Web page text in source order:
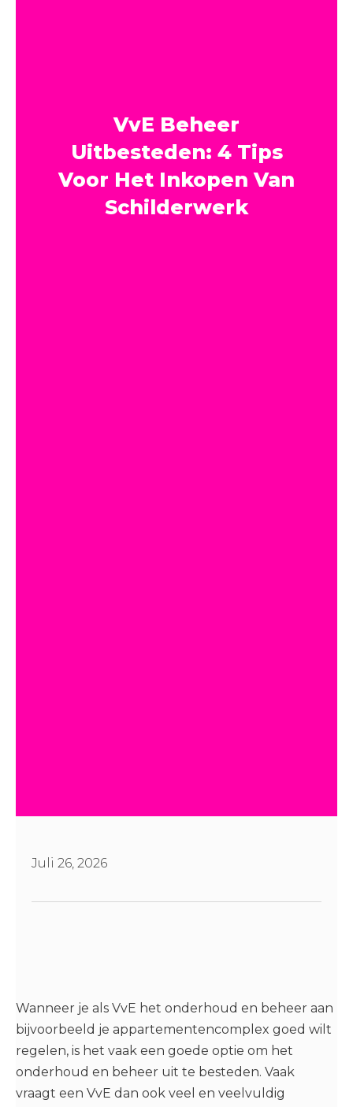
VvE Beheer
Uitbesteden: 4 Tips
Voor Het Inkopen Van
Schilderwerk
Juli 26, 2026
Wanneer je als VvE het onderhoud en beheer aan
bijvoorbeeld je appartementencomplex goed wilt
regelen, is het vaak een goede optie om het
onderhoud en beheer uit te besteden. Vaak
vraagt een VvE dan ook veel en veelvuldig